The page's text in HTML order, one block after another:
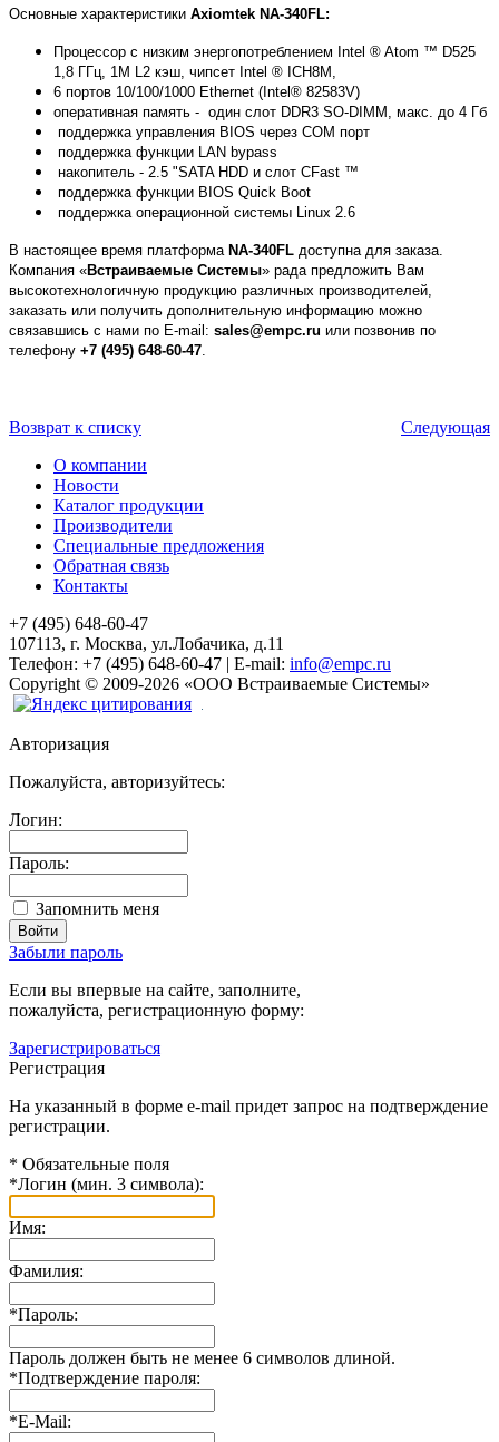
Основные характеристики Axiomtek NA-340FL:
Процессор с низким энергопотреблением Intel ® Atom ™ D525
1,8 ГГц, 1М L2 кэш, чипсет Intel ® ICH8M,
6 портов 10/100/1000 Ethernet (Intel® 82583V)
оперативная память - один слот DDR3 SO-DIMM, макс. до 4 Гб
поддержка управления BIOS через COM порт
поддержка функции LAN bypass
накопитель - 2.5 "SATA HDD и слот CFast ™
поддержка функции BIOS Quick Boot
поддержка операционной системы Linux 2.6
В настоящее время платформа NA-340FL доступна для заказа.
Компания «Встраиваемые Системы» рада предложить Вам
высокотехнологичную продукцию различных производителей,
заказать или получить дополнительную информацию можно
связавшись с нами по E-mail: sales@empc.ru или позвонив по
телефону +7 (495) 648-60-47
Возврат к списку
Следующая
О компании
Новости
Каталог продукции
Производители
Специальные предложения
Обратная связь
Контакты
+7 (495) 648-60-47
107113, г. Москва, ул.Лобачика, д.11
Телефон: +7 (495) 648-60-47 | E-mail: info@empc.ru
Copyright © 2009-2026 «ООО Встраиваемые Системы»
Авторизация
Пожалуйста, авторизуйтесь:
Логин:
Пароль:
Запомнить меня
Забыли пароль
Если вы впервые на сайте, заполните,
пожалуйста, регистрационную форму:
Зарегистрироваться
Регистрация
На указанный в форме e-mail придет запрос на подтверждение
регистрации.
* Обязательные поля
*Логин (мин. 3 символа):
Имя:
Фамилия:
*Пароль:
Пароль должен быть не менее 6 символов длиной.
*Подтверждение пароля:
*E-Mail: